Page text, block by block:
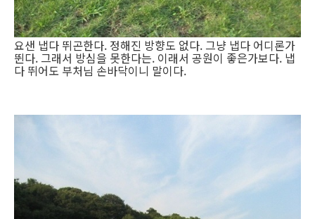
요샌 냅다 뛰곤한다. 정해진 방향도 없다. 그냥 냅다 어디론가
뛴다. 그래서 방심을 못한다는. 이래서 공원이 좋은가보다. 냅
다 뛰어도 부처님 손바닥이니 말이다.